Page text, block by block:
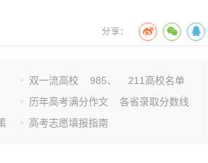
分享：
双一流高校 985、
211高校名单
历年高考满分作文
各省录取分数线
高考志愿填报指南